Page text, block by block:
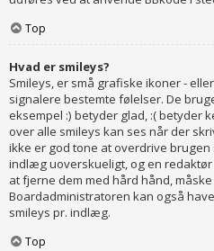
Top
Hvad er smileys?
Smileys, er små grafiske ikoner -
signalere bestemte følelser. De
eksempel :) betyder glad, :( betyder
over alle smileys kan ses når der
ikke er god tone at overdrive
indlæg uoverskueligt, og en
at fjerne dem med hård hånd,
Boardadministratoren kan også
smileys pr. indlæg.
Top